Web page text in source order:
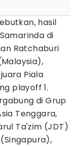
hasil
di
Ratchaburi
Piala
playoff 1.
di Grup
Tenggara,
Ta'zim (JDT)